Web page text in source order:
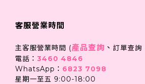
客服營業時間
主客服營業時間 (產品查詢 、 訂單查詢
電話： 3460 4846
WhatsApp： 6823 7098
星期一至五 9:00-18:00